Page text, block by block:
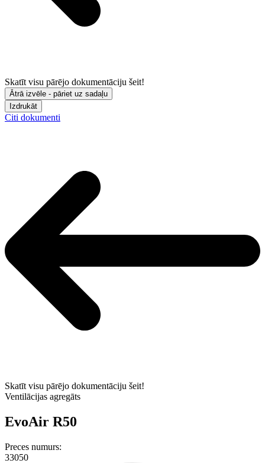
Skatīt visu pārējo dokumentāciju šeit!
Ātrā izvēle - pāriet uz sadaļu
Izdrukāt
Citi dokumenti
Skatīt visu pārējo dokumentāciju šeit!
Ventilācijas agregāts
EvoAir R50
Preces numurs:
33050